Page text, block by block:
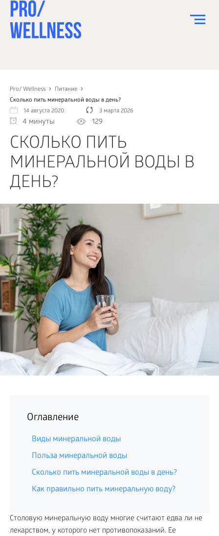
Pro/ Wellness
Питание
Сколько пить минеральной воды в день?
14 августа 2020
3 марта 2026
4 минуты 129
СКОЛЬКО ПИТЬ
МИНЕРАЛЬНОЙ ВОДЫ В
ДЕНЬ?
Оглавление
Виды минеральной воды
Польза минеральной воды
Сколько пить минеральной воды в день?
Как правильно пить минеральную воду?
Столовую минеральную воду многие считают едва ли не
лекарством, у которого нет противопоказаний. Ее
СПОРТ
ЗДОРОВЬЕ
КРАСОТА
ПСИХОЛОГИЯ
ДЕТИ
ДОМ
КАК?
БИЗНЕС